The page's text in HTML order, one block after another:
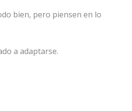
bien, pero piensen en lo
a adaptarse.